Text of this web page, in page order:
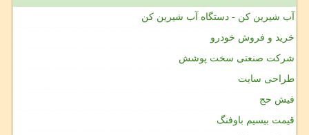
آب شیرین کن - دستگاه آب شیرین کن
خرید و فروش خودرو
شرکت صنعتی سخت پوشش
طراحی سایت
فیش حج
قیمت بیسیم باوفنگ